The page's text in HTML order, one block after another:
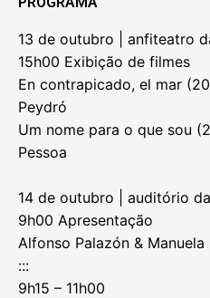
13 de outubro | anfiteatro
15h00 Exibição de filmes
En contrapicado, el mar
Peydró
Um nome para o que sou
Pessoa
14 de outubro | auditório
9h00 Apresentação
Alfonso Palazón & Manuela
:::
9h15 – 11h00